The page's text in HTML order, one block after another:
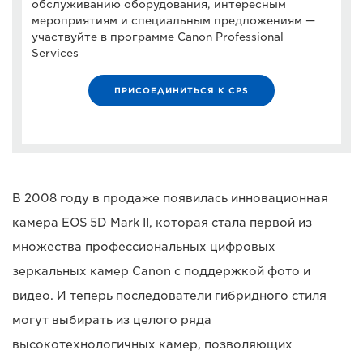
обслуживанию оборудования, интересным
мероприятиям и специальным предложениям —
участвуйте в программе Canon Professional
Services
ПРИСОЕДИНИТЬСЯ К CPS
В 2008 году в продаже появилась инновационная
камера EOS 5D Mark II, которая стала первой из
множества профессиональных цифровых
зеркальных камер Canon с поддержкой фото и
видео. И теперь последователи гибридного стиля
могут выбирать из целого ряда
высокотехнологичных камер, позволяющих